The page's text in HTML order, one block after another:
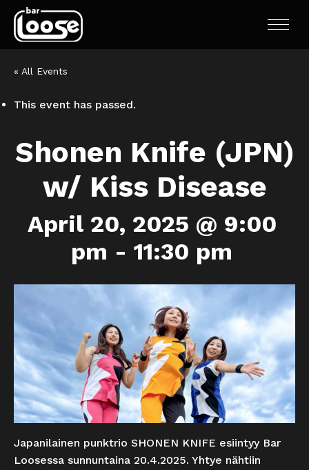
« All Events
This event has passed.
Shonen Knife (JPN)
w/ Kiss Disease
April 20, 2025 @ 9:00
pm - 11:30 pm
Japanilainen punktrio SHONEN KNIFE esiintyy Bar
Loosessa sunnuntaina 20.4.2025. Yhtye nähtiin